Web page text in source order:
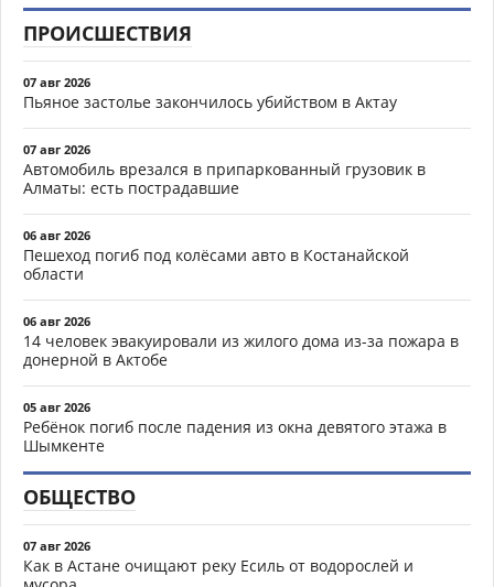
ПРОИСШЕСТВИЯ
07 авг 2026
Пьяное застолье закончилось убийством в Актау
07 авг 2026
Автомобиль врезался в припаркованный грузовик в
Алматы: есть пострадавшие
06 авг 2026
Пешеход погиб под колёсами авто в Костанайской
области
06 авг 2026
14 человек эвакуировали из жилого дома из-за пожара в
донерной в Актобе
05 авг 2026
Ребёнок погиб после падения из окна девятого этажа в
Шымкенте
ОБЩЕСТВО
07 авг 2026
Как в Астане очищают реку Есиль от водорослей и